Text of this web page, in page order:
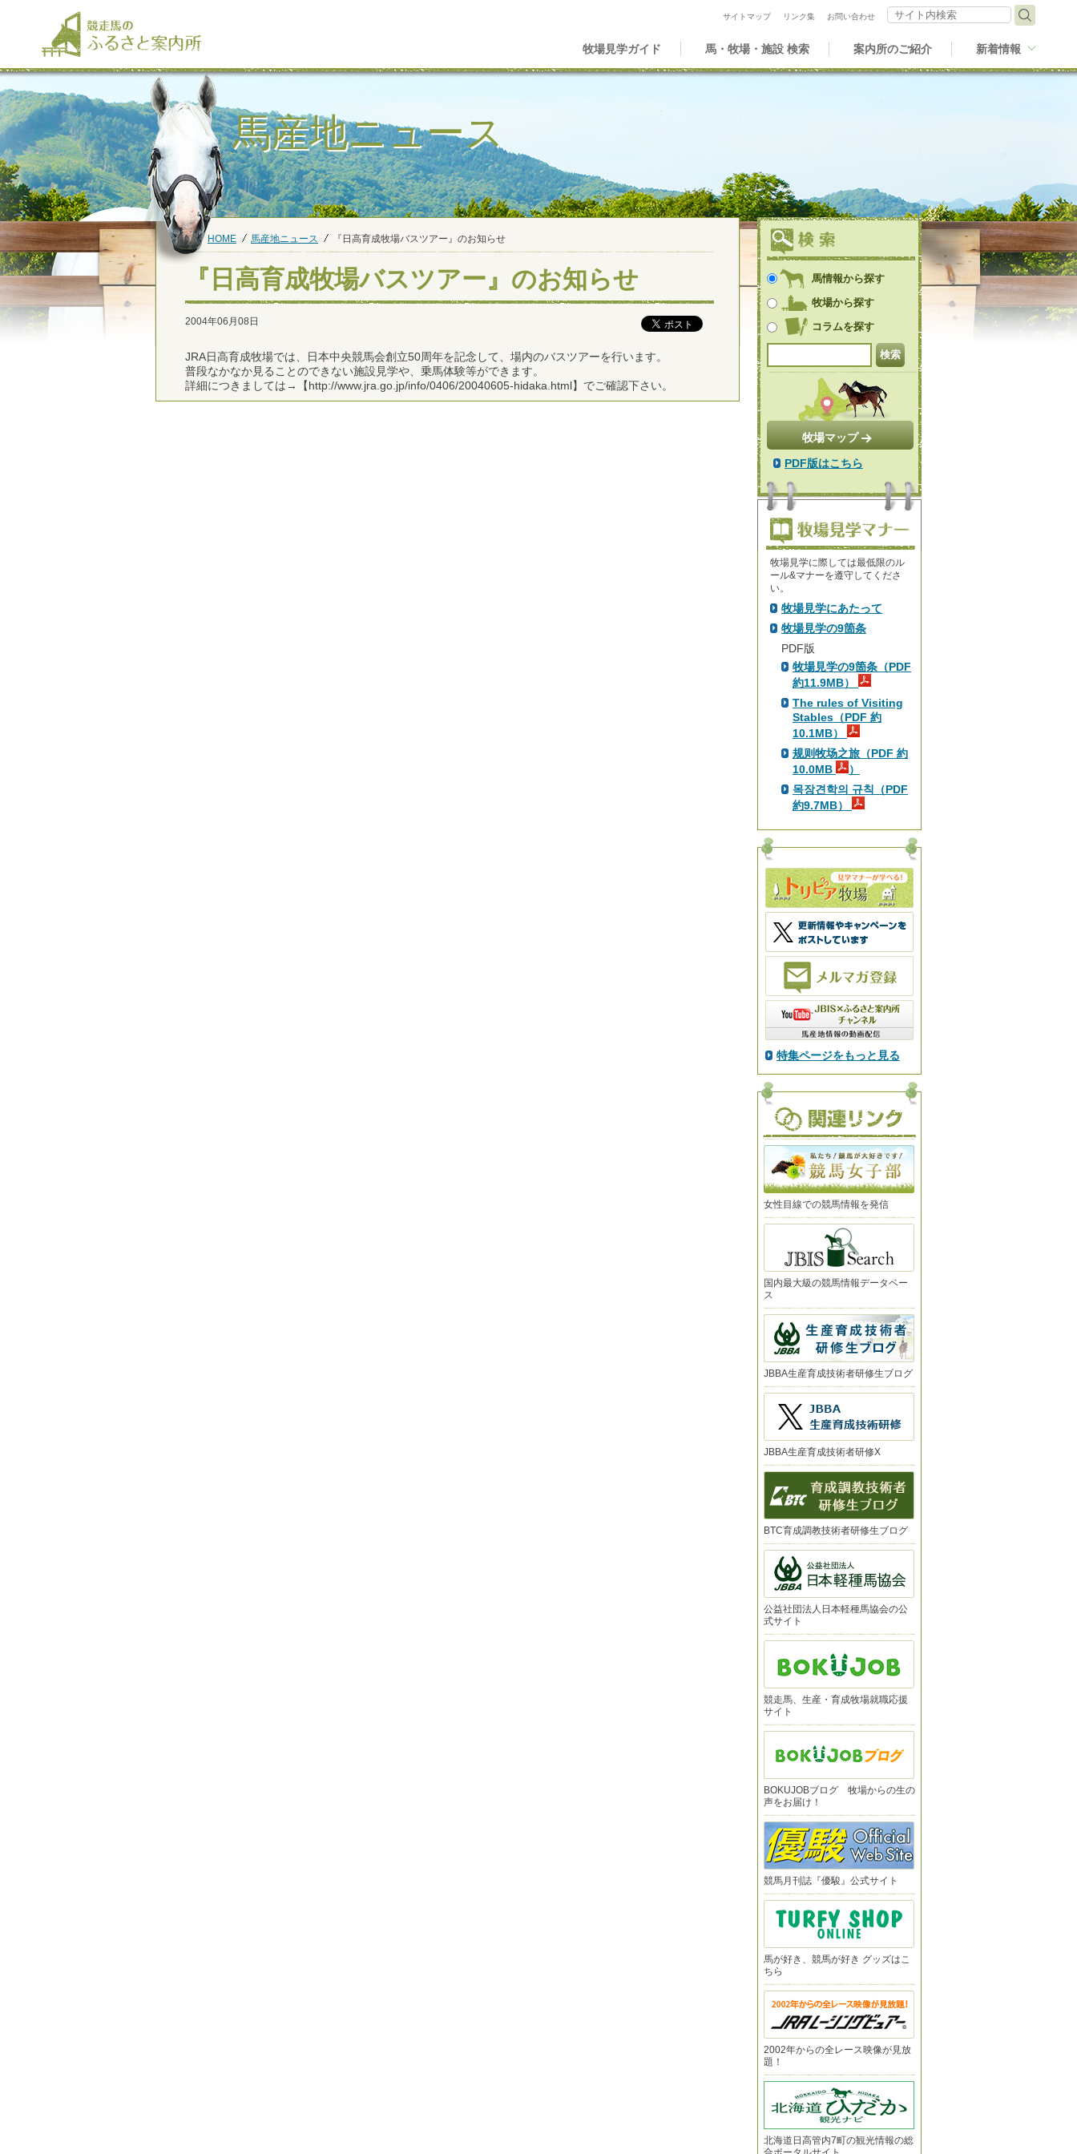
牧場見学ガイド 馬・牧場・施設 検索 案内所のご紹介 新着情報
サイトマップ リンク集 お問い合わせ
サイト内検索
馬産地ニュース
HOME 馬産地ニュース 『日高育成牧場バスツアー』のお知らせ
『日高育成牧場バスツアー』のお知らせ
2004年06月08日
JRA日高育成牧場では、日本中央競馬会創立50周年を記念して、場内のバスツアーを行います。
普段なかなか見ることのできない施設見学や、乗馬体験等ができます。
詳細につきましては→【http://www.jra.go.jp/info/0406/20040605-hidaka.html】でご確認下さい。
馬情報から探す
牧場から探す
コラムを探す
牧場マップ
PDF版はこちら
牧場見学に際しては最低限のル
ール&マナーを遵守してくださ
い。
牧場見学にあたって
牧場見学の9箇条
PDF版
牧場見学の9箇条（PDF
約11.9MB）
The rules of Visiting
Stables（PDF 約
10.1MB）
规则牧场之旅（PDF 約
10.0MB
）
목장견학의 규칙（PDF
約9.7MB）
特集ページをもっと見る
女性目線での競馬情報を発信
国内最大級の競馬情報データベー
ス
JBBA生産育成技術者研修生ブログ
JBBA生産育成技術者研修X
BTC育成調教技術者研修生ブログ
公益社団法人日本軽種馬協会の公
式サイト
競走馬、生産・育成牧場就職応援
サイト
BOKUJOBブログ 牧場からの生の
声をお届け！
競馬月刊誌『優駿』公式サイト
馬が好き、競馬が好き グッズはこ
ちら
2002年からの全レース映像が見放
題！
北海道日高管内7町の観光情報の総